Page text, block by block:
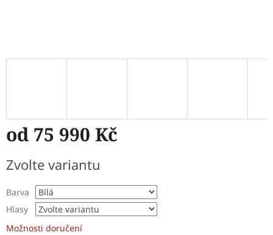
od 75 990 Kč
cena:
Zvolte variantu
Barva
Hlasy
Možnosti doručení